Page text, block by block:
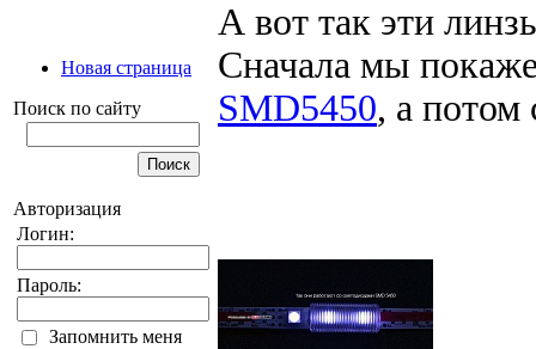
Новая страница
Поиск по сайту
Авторизация
Логин:
Пароль:
Запомнить меня
А вот так эти
Сначала мы
SMD5450, а